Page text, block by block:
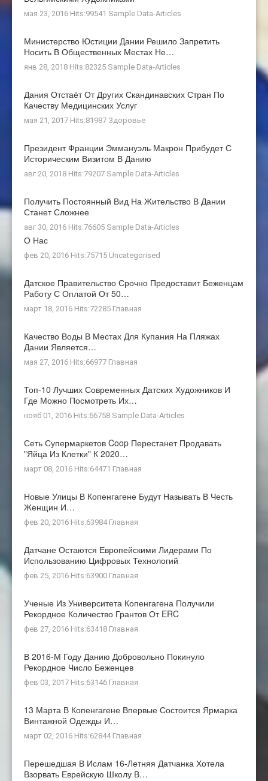
мая 23, 2016 Hits:99541 Sample Data-Articles
Министерство Юстиции Дании Решило Запретить
Носить В Общественных Местах Не…
янв 28, 2018 Hits:82325 Sample Data-Articles
Дания Отстаёт От Других Скандинавских Стран По
Качеству Медицинских Услуг
мая 21, 2017 Hits:81987 Здоровье
Президент Франции Эммануэль Макрон Прибудет С
Историческим Визитом В Данию
авг 20, 2018 Hits:79207 Sample Data-Articles
Получить Постоянный Вид На Жительство В Дании
Станет Сложнее
авг 30, 2016 Hits:76605 Sample Data-Articles
О Нас
фев 20, 2016 Hits:75715 Uncategorised
Датское Правительство Срочно Предоставит Беженцам
Работу С Оплатой От 50…
март 18, 2016 Hits:72285 Главная
Качество Воды В Местах Для Купания На Пляжах
Дании Является…
мая 27, 2016 Hits:66977 Главная
Топ-10 Лучших Современных Датских Художников И
Где Можно Посмотреть Их…
нояб 01, 2016 Hits:66758 Sample Data-Articles
Сеть Супермаркетов Coop Перестанет Продавать
"яйца Из Клетки" К 2020…
март 08, 2016 Hits:64471 Главная
Новые Улицы В Копенгагене Будут Называть В Честь
Женщин И…
фев 20, 2016 Hits:63984 Главная
Датчане Остаются Европейскими Лидерами По
Использованию Цифровых Технологий
фев 25, 2016 Hits:63900 Главная
Ученые Из Университета Копенгагена Получили
Рекордное Количество Грантов От ERC
фев 27, 2016 Hits:63418 Главная
В 2016-М Году Данию Добровольно Покинуло
Рекордное Число Беженцев
фев 03, 2017 Hits:63146 Главная
13 Марта В Копенгагене Впервые Состоится Ярмарка
Винтажной Одежды И…
март 02, 2016 Hits:62844 Главная
Перешедшая В Ислам 16-Летняя Датчанка Хотела
Взорвать Еврейскую Школу В…